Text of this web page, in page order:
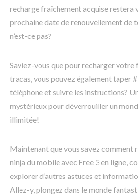
recharge fraîchement acquise restera
prochaine date de renouvellement de
n’est-ce pas?
Saviez-vous que pour recharger votre
tracas, vous pouvez également taper
téléphone et suivre les instructions?
mystérieux pour déverrouiller un
illimitée!
Maintenant que vous savez comment
ninja du mobile avec Free 3 en ligne,
explorer d’autres astuces et
Allez-y, plongez dans le monde